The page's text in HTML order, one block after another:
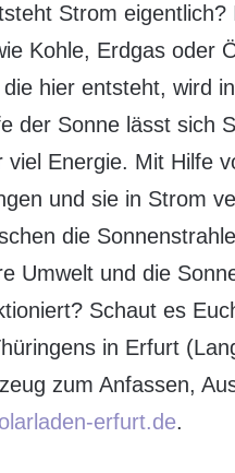
Strom
Kohle, Erdgas oder
hier entsteht, wird
der Sonne lässt sich
viel Energie. Mit Hilfe
und sie in Strom
die
Umwelt und die
Schaut es
in Erfurt
zum Anfassen,
erfurt.de.